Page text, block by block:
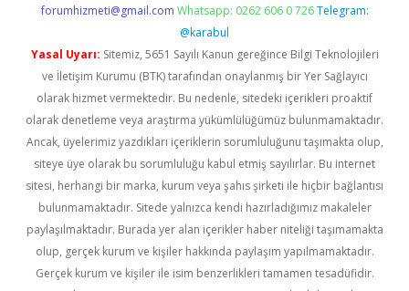
forumhizmeti@gmail.com Whatsapp: 0262 606 0 726 Telegram:
@karabul
Yasal Uyarı: Sitemiz, 5651 Sayılı Kanun gereğince Bilgi Teknolojileri
ve İletişim Kurumu (BTK) tarafından onaylanmış bir Yer Sağlayıcı
olarak hizmet vermektedir. Bu nedenle, sitedeki içerikleri proaktif
olarak denetleme veya araştırma yükümlülüğümüz bulunmamaktadır.
Ancak, üyelerimiz yazdıkları içeriklerin sorumluluğunu taşımakta olup,
siteye üye olarak bu sorumluluğu kabul etmiş sayılırlar. Bu internet
sitesi, herhangi bir marka, kurum veya şahıs şirketi ile hiçbir bağlantısı
bulunmamaktadır. Sitede yalnızca kendi hazırladığımız makaleler
paylaşılmaktadır. Burada yer alan içerikler haber niteliği taşımamakta
olup, gerçek kurum ve kişiler hakkında paylaşım yapılmamaktadır.
Gerçek kurum ve kişiler ile isim benzerlikleri tamamen tesadüfidir.